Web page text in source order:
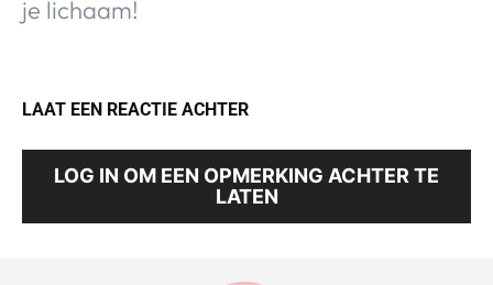
je lichaam!
LAAT EEN REACTIE ACHTER
LOG IN OM EEN OPMERKING ACHTER TE
LATEN